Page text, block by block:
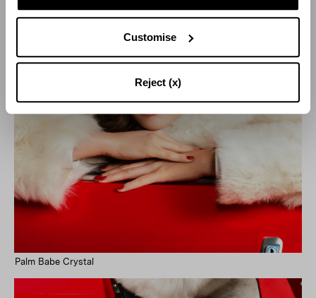
Customise
Reject (x)
Palm Babe Crystal